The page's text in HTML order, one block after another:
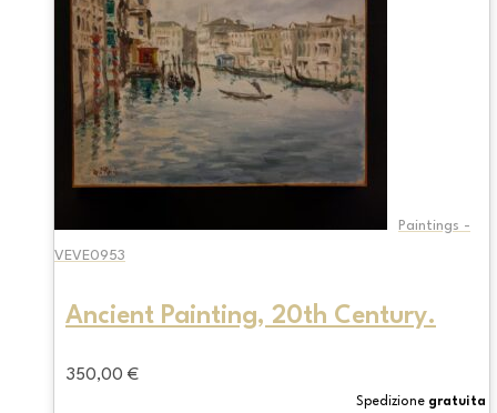
Paintings -
VEVE0953
Ancient Painting, 20th Century.
350,00 €
Spedizione gratuita